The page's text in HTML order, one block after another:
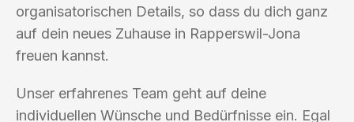
organisatorischen Details, so dass du dich ganz
auf dein neues Zuhause in Rapperswil-Jona
freuen kannst.
Unser erfahrenes Team geht auf deine
individuellen Wünsche und Bedürfnisse ein. Egal